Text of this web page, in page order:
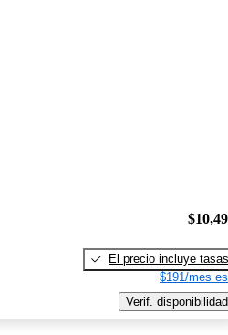
El precio incluye tasas
$191/mes
Verif. disponibilidad